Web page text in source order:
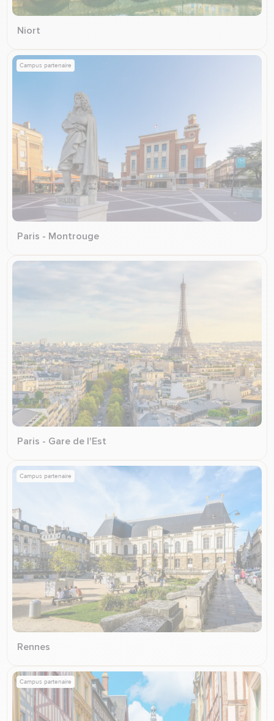
Niort
Campus partenaire
Paris - Montrouge
Paris - Gare de l'Est
Campus partenaire
Rennes
Campus partenaire